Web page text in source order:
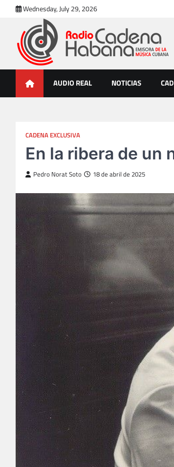
content
Wednesday, July 29, 2026
Radio Cadena Habana
AUDIO REAL NOTICIAS
CADENA EXCLUSIVA
En la ribera de un
Pedro Norat Soto 18 de abril de 2025